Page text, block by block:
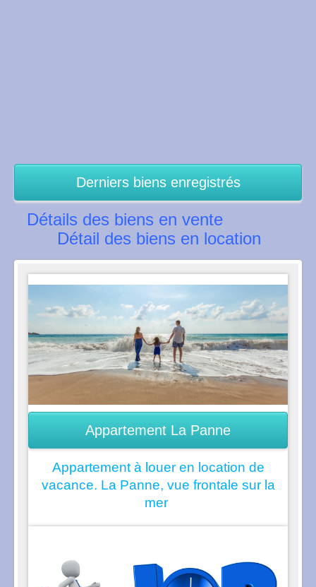
Derniers biens enregistrés
Détails des biens en vente
Détail des biens en location
Appartement La Panne
Appartement à louer en location de
vacance. La Panne, vue frontale sur la
mer